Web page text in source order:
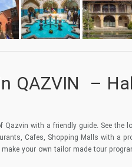
QAZVIN –
Qazvin with a friendly guide. See the
Cafes, Shopping Malls with a
your own tailor made tour